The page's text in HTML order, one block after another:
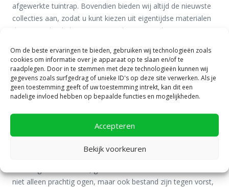
Om de beste ervaringen te bieden, gebruiken wij technologieën zoals
cookies om informatie over je apparaat op te slaan en/of te
raadplegen. Door in te stemmen met deze technologieën kunnen wij
gegevens zoals surfgedrag of unieke ID's op deze site verwerken. Als je
geen toestemming geeft of uw toestemming intrekt, kan dit een
nadelige invloed hebben op bepaalde functies en mogelijkheden.
Accepteren
Bekijk voorkeuren
afgewerkte tuintrap. Bovendien bieden wij altijd de nieuwste
collecties aan, zodat u kunt kiezen uit eigentijdse materialen
die passen bij de laatste tuintrends. Onze exclusieve
gemaakt, zodat ze naadloos aansluiten bij de indeling en stijl
van uw tuin.
Hoogwaardige traptreden van
natuursteen
vaak toegepast in luxe tuinontwerpen vanwege hun unieke
structuur en robuuste karakter. Elke steen is anders, wat uw
tuintrap een natuurlijke en exclusieve uitstraling geeft. Denk
niet alleen prachtig ogen, maar ook bestand zijn tegen vorst,